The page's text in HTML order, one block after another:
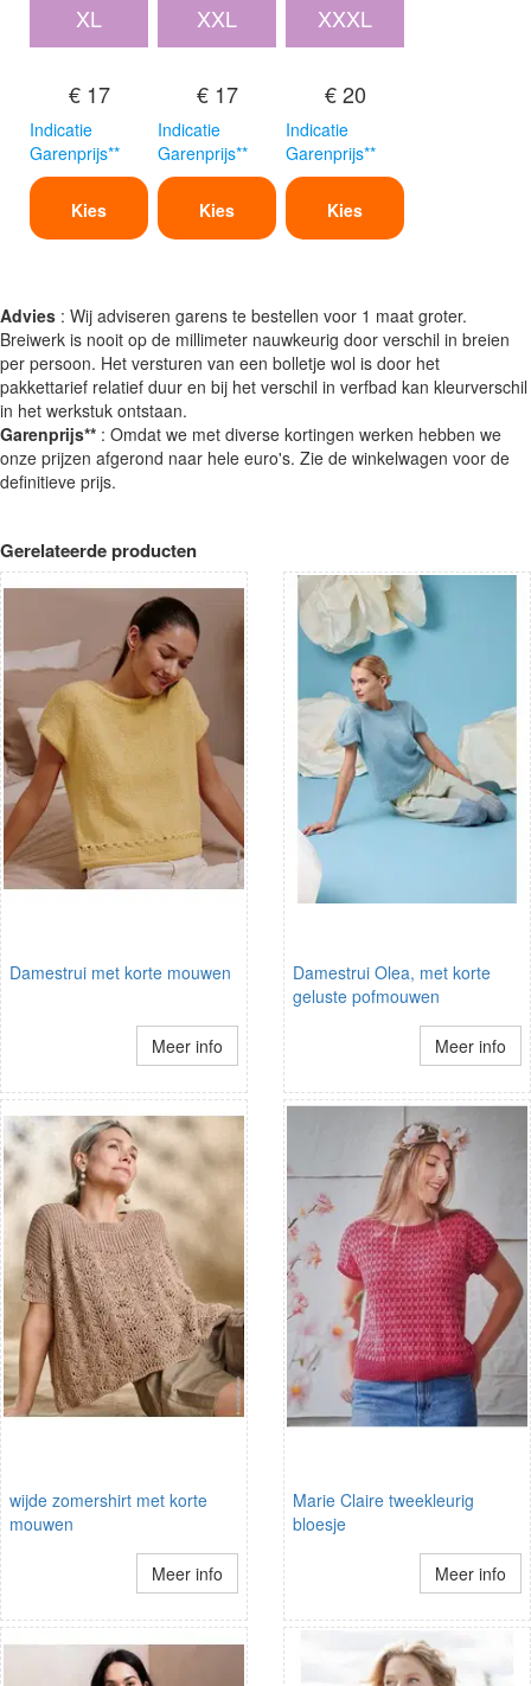
XL
€ 17
Indicatie
Garenprijs**
Kies
XXL
€ 17
Indicatie
Garenprijs**
Kies
XXXL
€ 20
Indicatie
Garenprijs**
Kies
Advies : Wij adviseren garens te bestellen voor 1 maat groter.
Breiwerk is nooit op de millimeter nauwkeurig door verschil in breien
per persoon. Het versturen van een bolletje wol is door het
pakkettarief relatief duur en bij het verschil in verfbad kan kleurverschil
in het werkstuk ontstaan.
Garenprijs** : Omdat we met diverse kortingen werken hebben we
onze prijzen afgerond naar hele euro's. Zie de winkelwagen voor de
definitieve prijs.
Gerelateerde producten
Damestrui met korte mouwen
Meer info
Damestrui Olea, met korte
geluste pofmouwen
Meer info
wijde zomershirt met korte
mouwen
Meer info
Marie Claire tweekleurig
bloesje
Meer info